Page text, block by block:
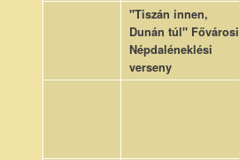
"Tiszán innen,
Dunán túl" Fővárosi
Népdaléneklési
verseny